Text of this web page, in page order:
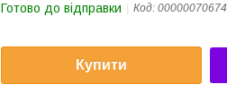
Готово до відправки Код: 00000070674
Купити